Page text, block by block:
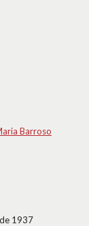
Barroso
1937